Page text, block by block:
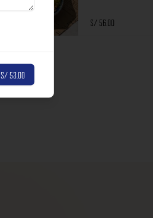
S/ 56.00
S/ 53.00